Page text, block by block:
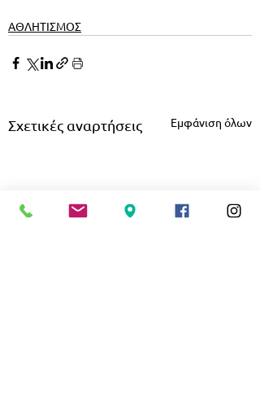
ΑΘΛΗΤΙΣΜΟΣ
Σχετικές αναρτήσεις Εμφάνιση όλων